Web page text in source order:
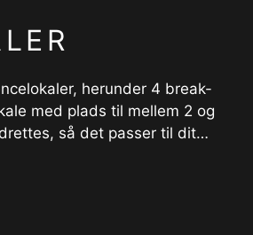
herunder 4 break-
med plads til mellem 2 og
så det passer til dit…